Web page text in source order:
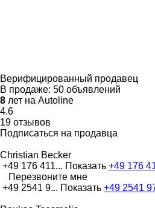
Верифицированный продавец
В продаже: 50 объявлений
8 лет на Autoline
4.6
19 отзывов
Подписаться на продавца
Christian Becker
+49 176 411... Показать +49 176
Перезвоните мне
+49 2541 9... Показать +49 2541